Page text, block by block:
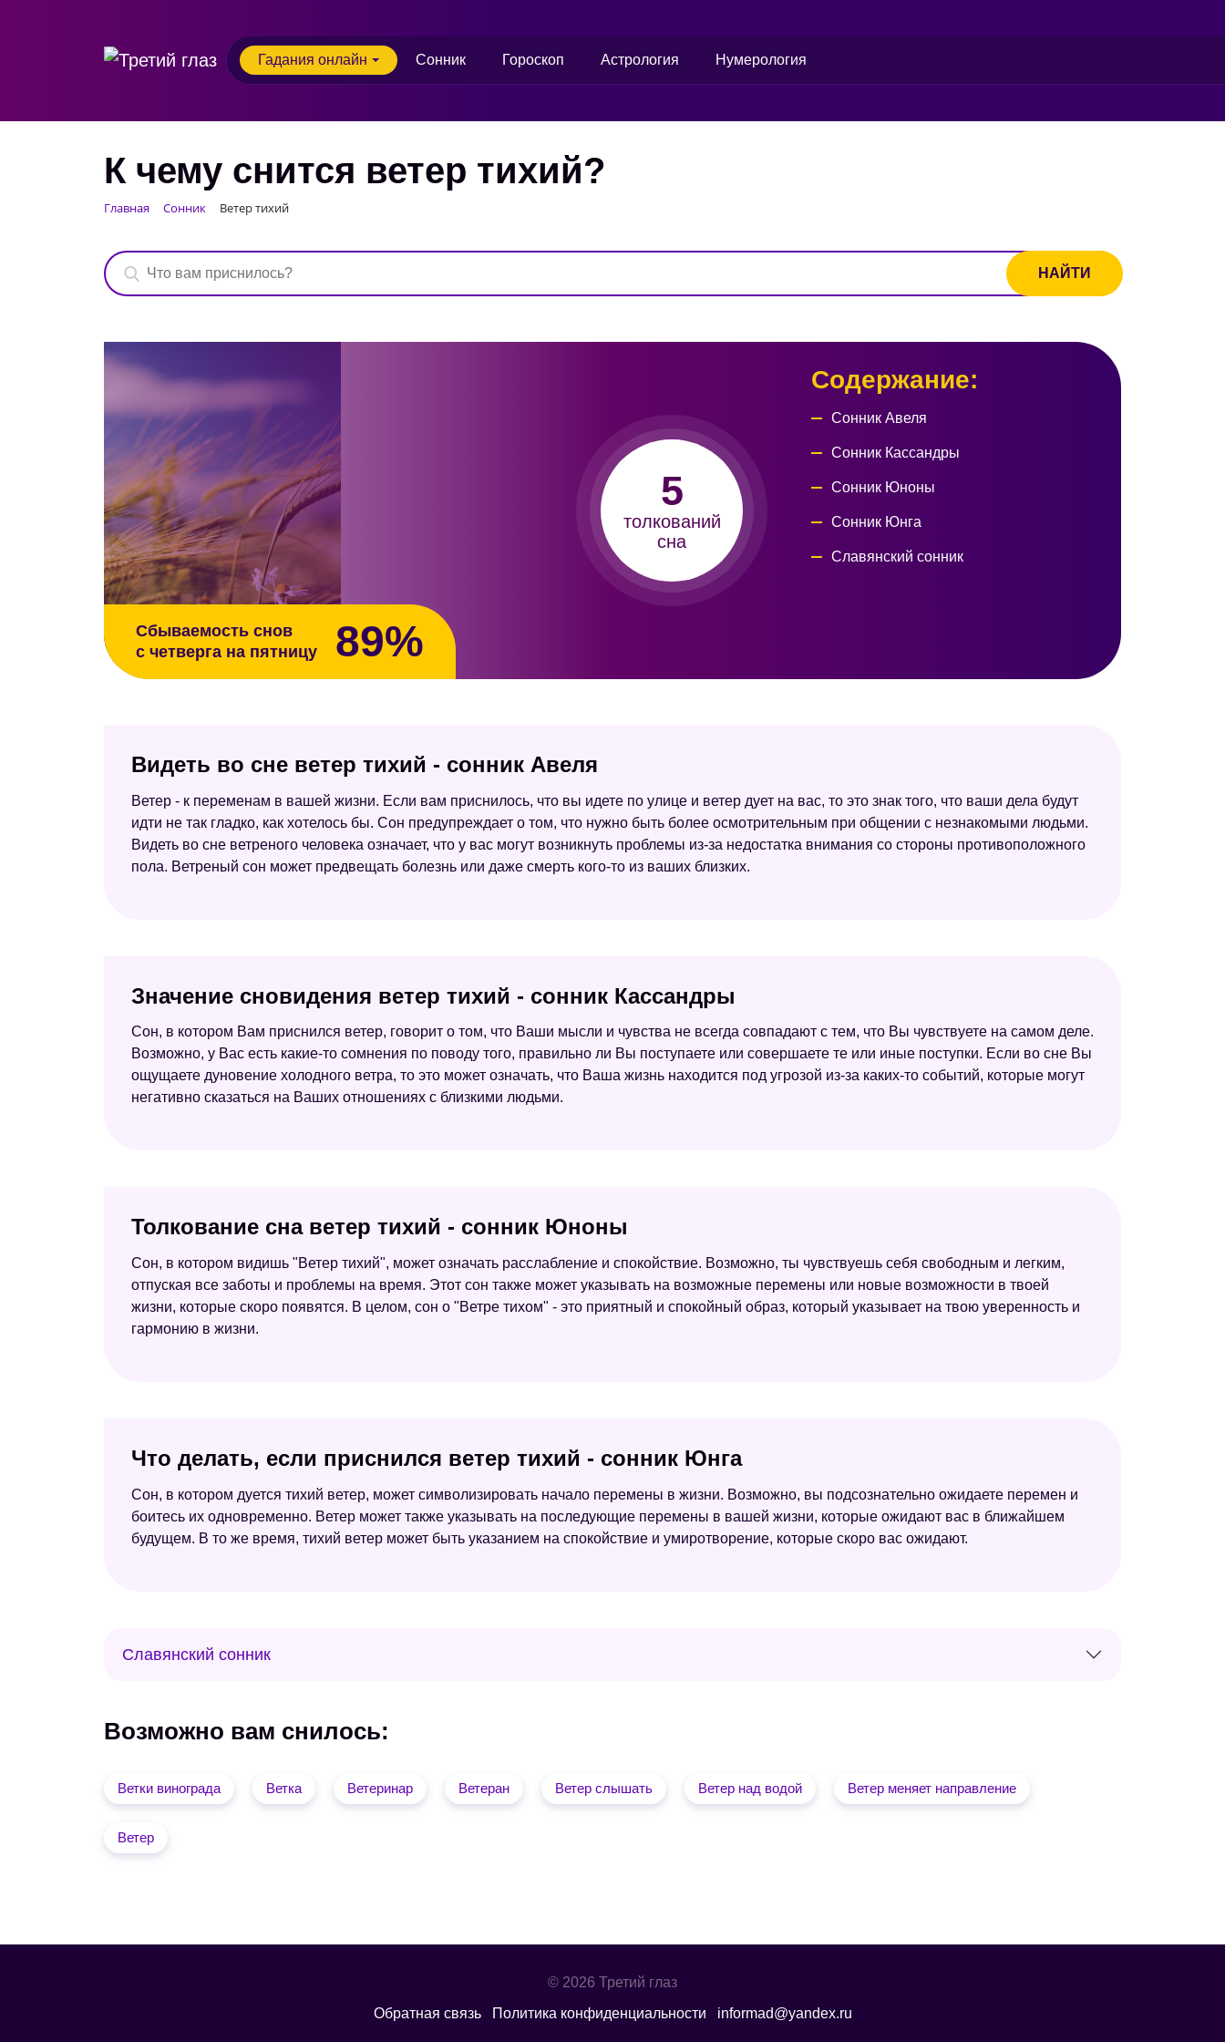
Гадания онлайн Сонник Гороскоп Астрология Нумерология
К чему снится ветер тихий?
Главная Сонник Ветер тихий
Сбываемость снов
с четверга на пятницу
89%
5
толкований
сна
Содержание:
Сонник Авеля
Сонник Кассандры
Сонник Юноны
Сонник Юнга
Славянский сонник
Видеть во сне ветер тихий - сонник Авеля
Ветер - к переменам в вашей жизни. Если вам приснилось, что вы идете по улице и ветер дует на вас, то это знак того, что ваши дела будут
идти не так гладко, как хотелось бы. Сон предупреждает о том, что нужно быть более осмотрительным при общении с незнакомыми людьми.
Видеть во сне ветреного человека означает, что у вас могут возникнуть проблемы из-за недостатка внимания со стороны противоположного
пола. Ветреный сон может предвещать болезнь или даже смерть кого-то из ваших близких.
Значение сновидения ветер тихий - сонник Кассандры
Сон, в котором Вам приснился ветер, говорит о том, что Ваши мысли и чувства не всегда совпадают с тем, что Вы чувствуете на самом деле.
Возможно, у Вас есть какие-то сомнения по поводу того, правильно ли Вы поступаете или совершаете те или иные поступки. Если во сне Вы
ощущаете дуновение холодного ветра, то это может означать, что Ваша жизнь находится под угрозой из-за каких-то событий, которые могут
негативно сказаться на Ваших отношениях с близкими людьми.
Толкование сна ветер тихий - сонник Юноны
Сон, в котором видишь "Ветер тихий", может означать расслабление и спокойствие. Возможно, ты чувствуешь себя свободным и легким,
отпуская все заботы и проблемы на время. Этот сон также может указывать на возможные перемены или новые возможности в твоей
жизни, которые скоро появятся. В целом, сон о "Ветре тихом" - это приятный и спокойный образ, который указывает на твою уверенность и
гармонию в жизни.
Что делать, если приснился ветер тихий - сонник Юнга
Сон, в котором дуется тихий ветер, может символизировать начало перемены в жизни. Возможно, вы подсознательно ожидаете перемен и
боитесь их одновременно. Ветер может также указывать на последующие перемены в вашей жизни, которые ожидают вас в ближайшем
будущем. В то же время, тихий ветер может быть указанием на спокойствие и умиротворение, которые скоро вас ожидают.
Славянский сонник
Возможно вам снилось:
Ветки винограда Ветка Ветеринар Ветеран Ветер слышать Ветер над водой Ветер меняет направление
Ветер
© 2026 Третий глаз
Обратная связь
Политика конфиденциальности informad@yandex.ru